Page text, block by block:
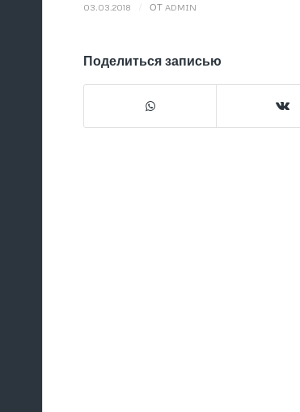
03.03.2018 ОТ ADMIN
Поделиться записью